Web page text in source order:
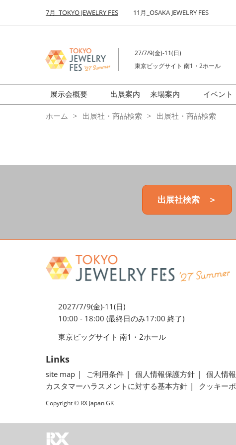
キ
し
て
む
to
7月_TOKYO JEWELRY FES 11月_OSAKA JEWELRY FES
27/7/9(金)-11(日)
東京ビッグサイト 南1・2ホール
展示会概要
前回来場者数
ミネラル&ストーンFES
出展案内
来場案内
会場の様子
イベント
ホーム 出展社・商品検索 出展社・商品検索
出展社検索 ＞
2027/7/9(金)-11(日)
10:00 - 18:00 (最終日のみ17:00 終了)
東京ビッグサイト 南1・2ホール
Links
site map ご利用条件 個人情報保護方針 個人情
カスタマーハラスメントに対する基本方針
クッキー
Copyright © RX Japan GK